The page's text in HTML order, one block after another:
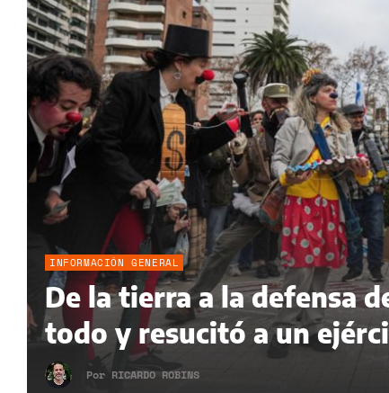
INFORMACIÓN GENERAL
De la tierra a la defensa
todo y resucitó a un
Por RICARDO ROBINS